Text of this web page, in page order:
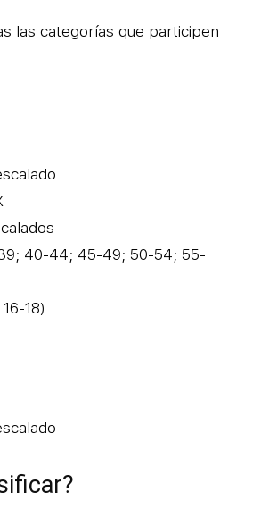
las categorías que participen
40-44; 45-49; 50-54; 55-
18)